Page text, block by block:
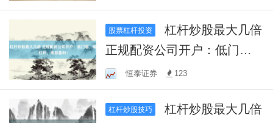
增值
股票杠杆投资
杠杆炒股最大几倍
正规配资公司开户：低门
槛，高杠杆，助您盈利！
恒泰证券 123
杠杆炒股技巧
杠杆炒股最大几倍